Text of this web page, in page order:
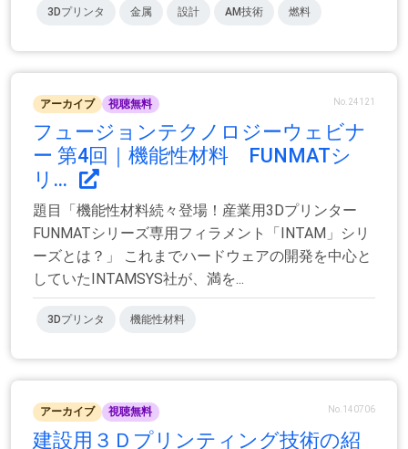
3Dプリンタ 金属 設計 AM技術 燃料
アーカイブ 視聴無料 No.24121
フュージョンテクノロジーウェビナ
ー 第4回｜機能性材料 FUNMATシ
リ...
題目「機能性材料続々登場！産業用3Dプリンター
FUNMATシリーズ専用フィラメント「INTAM」シリ
ーズとは？」 これまでハードウェアの開発を中心と
していたINTAMSYS社が、満を...
3Dプリンタ 機能性材料
アーカイブ 視聴無料 No.140706
建設用３Ｄプリンティング技術の紹